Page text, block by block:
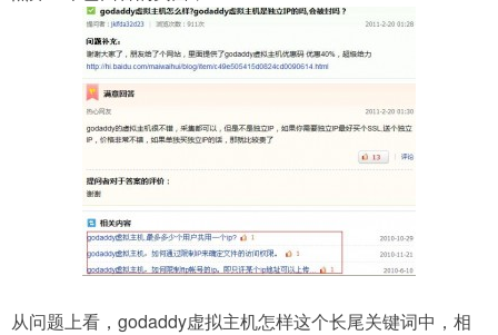
从问题上看，godaddy虚拟主机怎样这个长尾关键词中，相